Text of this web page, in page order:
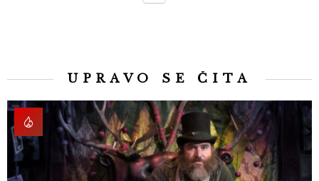
UPRAVO SE ČITA